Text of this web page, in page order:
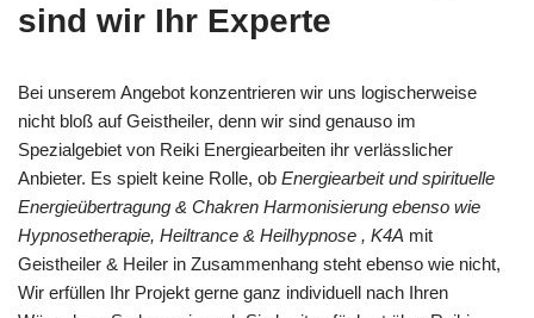
sind wir Ihr Experte
Bei unserem Angebot konzentrieren wir uns logischerweise
nicht bloß auf Geistheiler, denn wir sind genauso im
Spezialgebiet von Reiki Energiearbeiten ihr verlässlicher
Anbieter. Es spielt keine Rolle, ob Energiearbeit und spirituelle
Energieübertragung & Chakren Harmonisierung ebenso wie
Hypnosetherapie, Heiltrance & Heilhypnose , K4A mit
Geistheiler & Heiler in Zusammenhang steht ebenso wie nicht,
Wir erfüllen Ihr Projekt gerne ganz individuell nach Ihren